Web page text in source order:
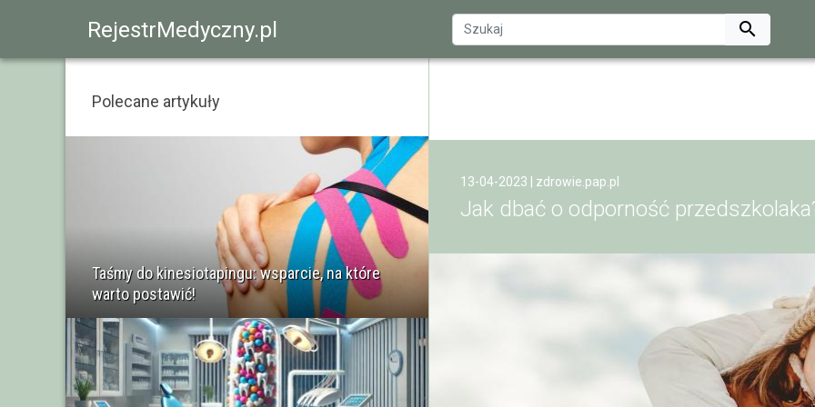
RejestrMedyczny.pl 
13-04-2023 | zdrowie.pap.pl
Jak dbać o odporność
Polecane artykuły
Taśmy do kinesiotapingu: wsparcie, na które
warto postawić!